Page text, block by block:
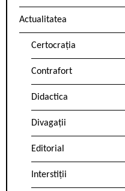
Actualitatea
Certocrația
Contrafort
Didactica
Divagații
Editorial
Interstiții